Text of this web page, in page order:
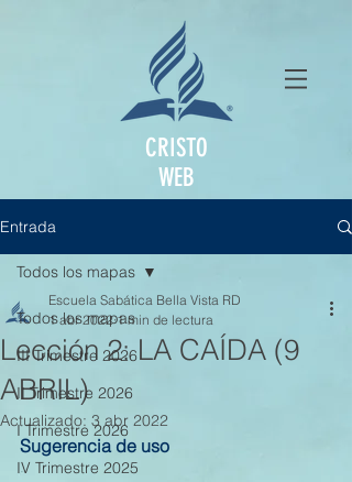
CRISTO
WEB
Entrada
Todos los mapas
III Trimestre 2026
II Trimestre 2026
I Trimestre 2026
IV Trimestre 2025
Todos los mapas
Lección 2: LA CAÍDA (9
ABRIL)
Escuela Sabática Bella Vista RD
1 abr 2022 1 min de lectura
Actualizado: 3 abr 2022
Sugerencia de uso